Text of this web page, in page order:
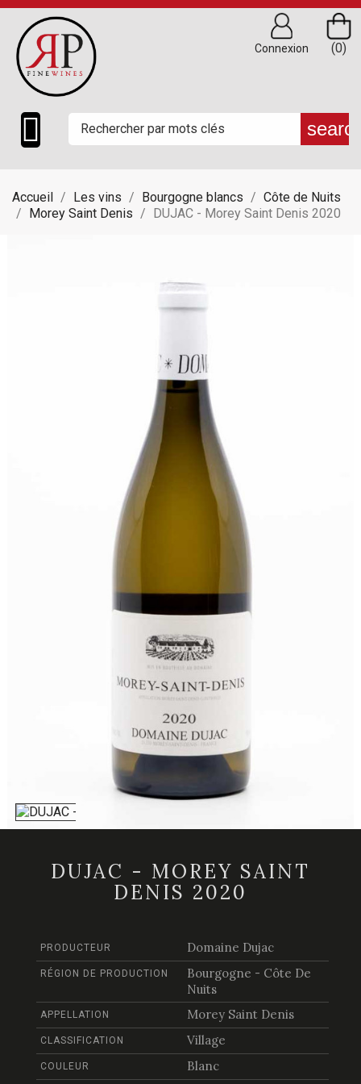

(0)
Connexion
Accueil Les vins Bourgogne blancs
Côte de Nuits
Morey Saint Denis
DUJAC - Morey Saint Denis 2020
DUJAC - MOREY SAINT
DENIS 2020
PRODUCTEUR Domaine Dujac
RÉGION DE PRODUCTION
Bourgogne - Côte De
Nuits
APPELLATION Morey Saint Denis
CLASSIFICATION Village
COULEUR Blanc